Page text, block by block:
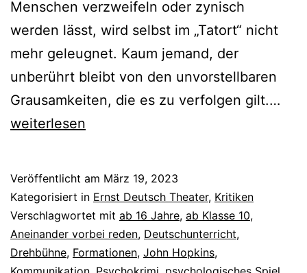
Menschen verzweifeln oder zynisch
werden lässt, wird selbst im „Tatort“ nicht
mehr geleugnet. Kaum jemand, der
unberührt bleibt von den unvorstellbaren
Grausamkeiten, die es zu verfolgen gilt.…
weiterlesen
Veröffentlicht am März 19, 2023
Kategorisiert in Ernst Deutsch Theater, Kritiken
Verschlagwortet mit ab 16 Jahre, ab Klasse 10,
Aneinander vorbei reden, Deutschunterricht,
Drehbühne, Formationen, John Hopkins,